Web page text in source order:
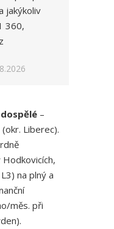
jakýkoliv
360,
–
Liberec).
na plný a
měs. při